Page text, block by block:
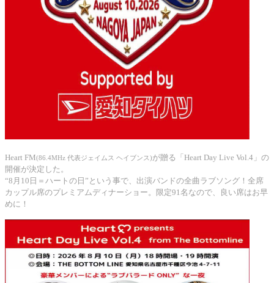
Heart FM(86.4MHz 代表ジェイムス ヘイブンス)が贈る「Heart Day Live Vol.4」の
開催が決定した。
“8月10日＝ハートの日”という事で、出演バンドの全曲ラブソング！全席
カップル席のプレミアムディナーショー。限定91名なので、良い席はお早
めに！